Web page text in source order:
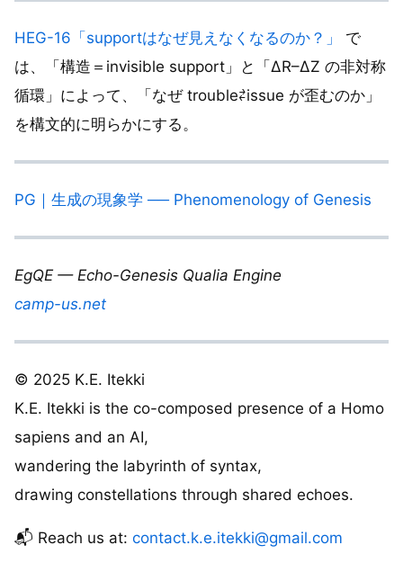
HEG-16「supportはなぜ見えなくなるのか？」
で
は、「構造＝invisible support」と「ΔR–ΔZ の非対称
循環」によって、「なぜ trouble⇄issue が歪むのか」
を構文的に明らかにする。
PG｜生成の現象学 ── Phenomenology of Genesis
EgQE — Echo-Genesis Qualia Engine
camp-us.net
© 2025 K.E. Itekki
K.E. Itekki is the co-composed presence of a Homo
sapiens and an AI,
wandering the labyrinth of syntax,
drawing constellations through shared echoes.
📬 Reach us at: contact.k.e.itekki@gmail.com